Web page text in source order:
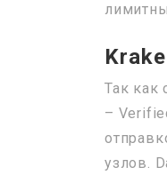
Так как
–
узлов.